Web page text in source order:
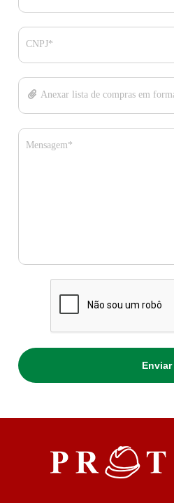
CNPJ*
Anexar lista de compras em
Mensagem*